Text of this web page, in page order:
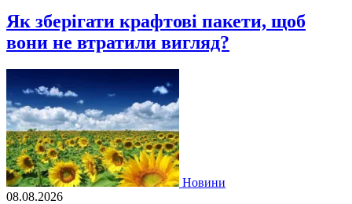
Як зберігати крафтові пакети, щоб
вони не втратили вигляд?
Новини
08.08.2026